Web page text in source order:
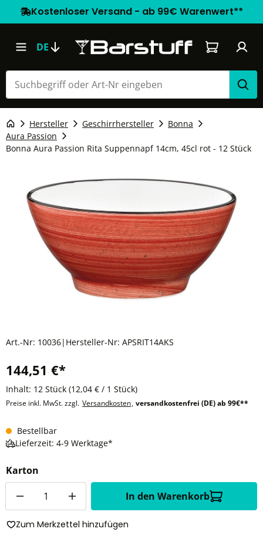
Kostenloser Versand - ab 99€ Warenwert**
DE Warenkorb
Hersteller Geschirrhersteller
Bonna
Aura Passion
Bonna Aura Passion Rita Suppennapf 14cm, 45cl rot - 12 Stück
Art.-Nr: 10036| Hersteller-Nr: APSRIT14AKS
144,51 €*
Inhalt: 12 Stück (12,04 € / 1 Stück)
Preise inkl. MwSt. zzgl. Versandkosten, versandkostenfrei (DE) ab 99€**
Bestellbar
Lieferzeit: 4-9 Werktage*
Karton
In den Warenkorb
Zum Merkzettel hinzufügen